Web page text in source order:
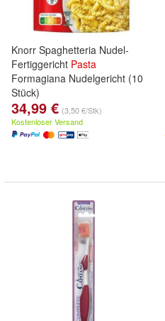
Knorr Spaghetteria Nudel-
Fertiggericht Pasta
Formagiana Nudelgericht (10
Stück)
34,99 € (3,50 €/Stk)
Kostenloser Versand